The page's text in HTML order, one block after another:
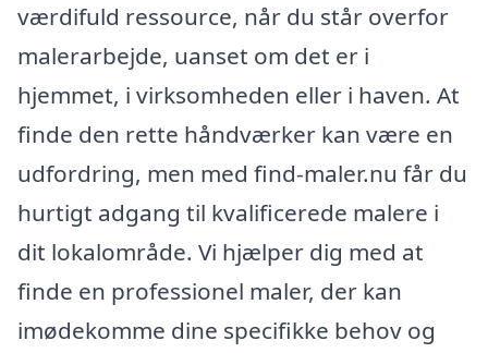
værdifuld ressource, når du står overfor
malerarbejde, uanset om det er i
hjemmet, i virksomheden eller i haven. At
finde den rette håndværker kan være en
udfordring, men med find-maler.nu får du
hurtigt adgang til kvalificerede malere i
dit lokalområde. Vi hjælper dig med at
finde en professionel maler, der kan
imødekomme dine specifikke behov og